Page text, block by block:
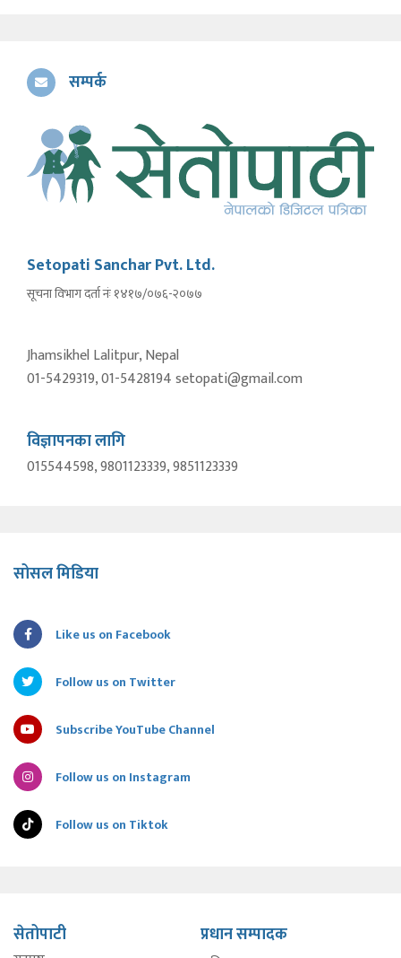
सम्पर्क
Setopati Sanchar Pvt. Ltd.
सूचना विभाग दर्ता नंः १४१७/०७६-२०७७
Jhamsikhel Lalitpur, Nepal
01-5429319, 01-5428194 setopati@gmail.com
विज्ञापनका लागि
015544598, 9801123339, 9851123339
सोसल मिडिया
Like us on Facebook
Follow us on Twitter
Subscribe YouTube Channel
Follow us on Instagram
Follow us on Tiktok
सेतोपाटी प्रधान सम्पादक